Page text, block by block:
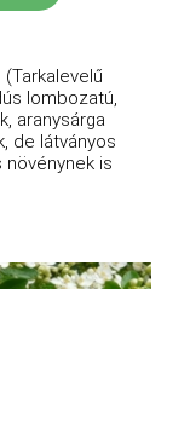
lombozatú,
aranysárga
de látványos
is